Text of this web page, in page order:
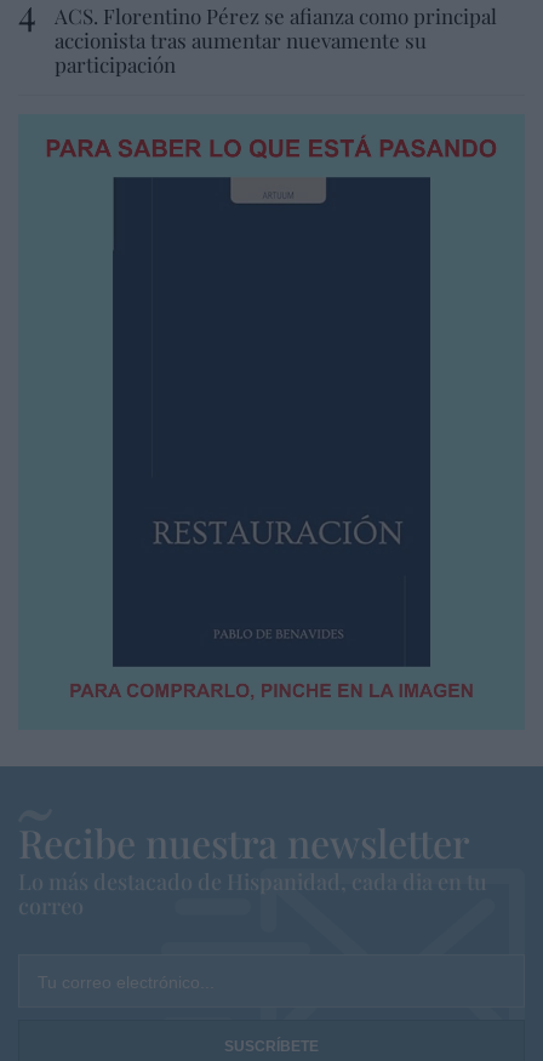
ACS. Florentino Pérez se afianza como principal
accionista tras aumentar nuevamente su
participación
Recibe nuestra newsletter
Lo más destacado de Hispanidad, cada dia en tu
correo
Tu correo electrónico...